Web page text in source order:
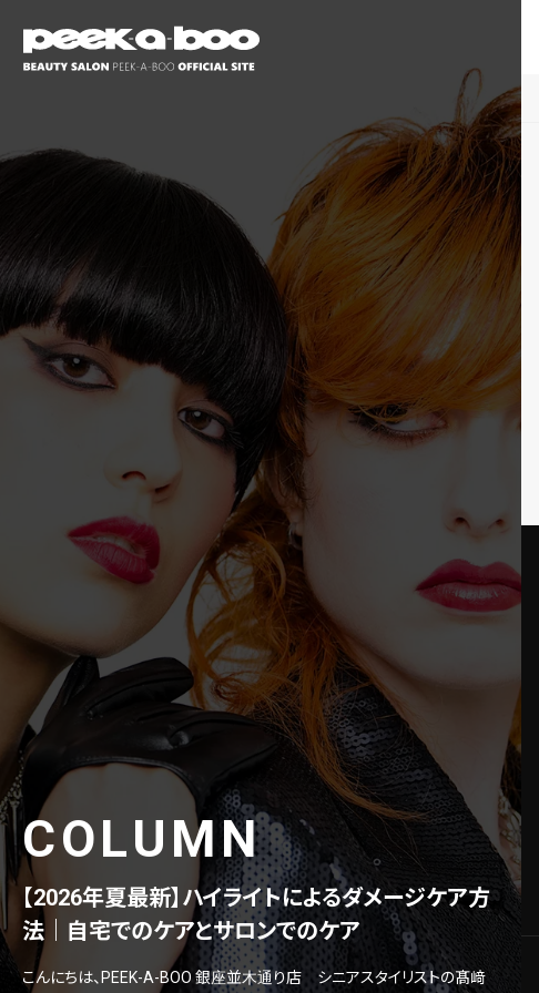
COLUMN
【2026年夏最新】ハイライトによるダメージケア方
法｜自宅でのケアとサロンでのケア
こんにちは、PEEK-A-BOO 銀座並木通り店 シニアスタイリストの髙﨑